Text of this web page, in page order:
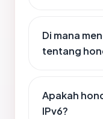
Di mana
tentang
Apakah
IPv6?